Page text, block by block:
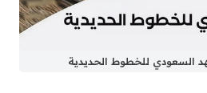
السعودي للخطوط الحديدية